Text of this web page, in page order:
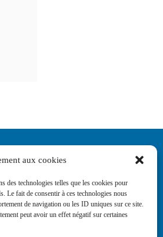
aux cookies
des technologies telles que les cookies pour
Le fait de consentir à ces technologies nous
de navigation ou les ID uniques sur ce site.
peut avoir un effet négatif sur certaines